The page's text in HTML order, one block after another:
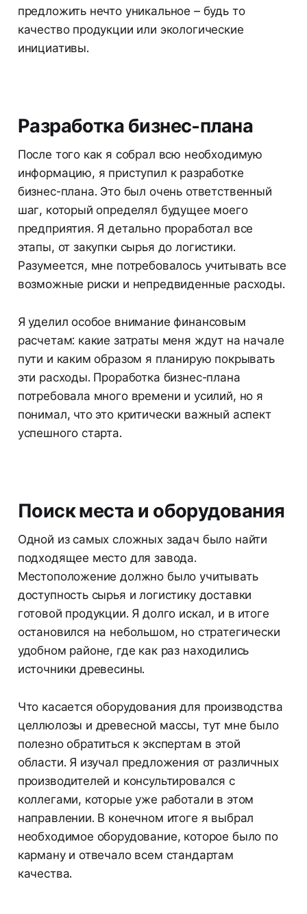
предложить нечто уникальное – будь то
качество продукции или экологические
инициативы.
Разработка бизнес-плана
После того как я собрал всю необходимую
информацию, я приступил к разработке
бизнес-плана. Это был очень ответственный
шаг, который определял будущее моего
предприятия. Я детально проработал все
этапы, от закупки сырья до логистики.
Разумеется, мне потребовалось учитывать все
возможные риски и непредвиденные расходы.
Я уделил особое внимание финансовым
расчетам: какие затраты меня ждут на начале
пути и каким образом я планирую покрывать
эти расходы. Проработка бизнес-плана
потребовала много времени и усилий, но я
понимал, что это критически важный аспект
успешного старта.
Поиск места и оборудования
Одной из самых сложных задач было найти
подходящее место для завода.
Местоположение должно было учитывать
доступность сырья и логистику доставки
готовой продукции. Я долго искал, и в итоге
остановился на небольшом, но стратегически
удобном районе, где как раз находились
источники древесины.
Что касается оборудования для производства
целлюлозы и древесной массы, тут мне было
полезно обратиться к экспертам в этой
области. Я изучал предложения от различных
производителей и консультировался с
коллегами, которые уже работали в этом
направлении. В конечном итоге я выбрал
необходимое оборудование, которое было по
карману и отвечало всем стандартам
качества.